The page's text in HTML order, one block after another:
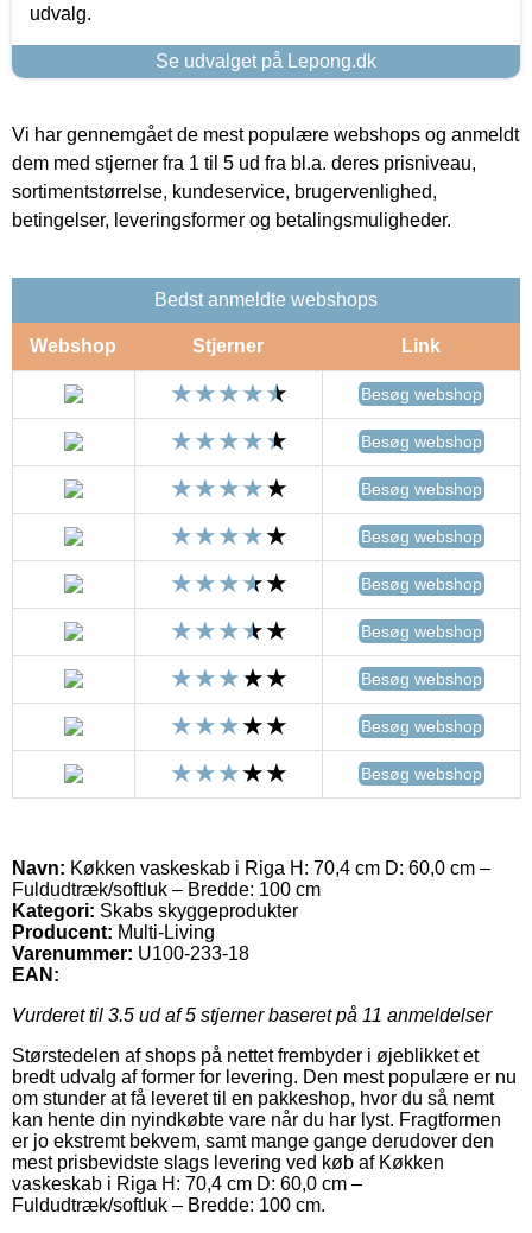
udvalg.
Se udvalget på Lepong.dk
Vi har gennemgået de mest populære webshops og anmeldt
dem med stjerner fra 1 til 5 ud fra bl.a. deres prisniveau,
sortimentstørrelse, kundeservice, brugervenlighed,
betingelser, leveringsformer og betalingsmuligheder.
Bedst anmeldte webshops
Webshop Stjerner Link
Besøg webshop
Besøg webshop
Besøg webshop
Besøg webshop
Besøg webshop
Besøg webshop
Besøg webshop
Besøg webshop
Besøg webshop
Navn: Køkken vaskeskab i Riga H: 70,4 cm D: 60,0 cm –
Fuldudtræk/softluk – Bredde: 100 cm
Kategori: Skabs skyggeprodukter
Producent: Multi-Living
Varenummer: U100-233-18
EAN:
Vurderet til 3.5 ud af 5 stjerner baseret på 11 anmeldelser
Størstedelen af shops på nettet frembyder i øjeblikket et
bredt udvalg af former for levering. Den mest populære er nu
om stunder at få leveret til en pakkeshop, hvor du så nemt
kan hente din nyindkøbte vare når du har lyst. Fragtformen
er jo ekstremt bekvem, samt mange gange derudover den
mest prisbevidste slags levering ved køb af Køkken
vaskeskab i Riga H: 70,4 cm D: 60,0 cm –
Fuldudtræk/softluk – Bredde: 100 cm.